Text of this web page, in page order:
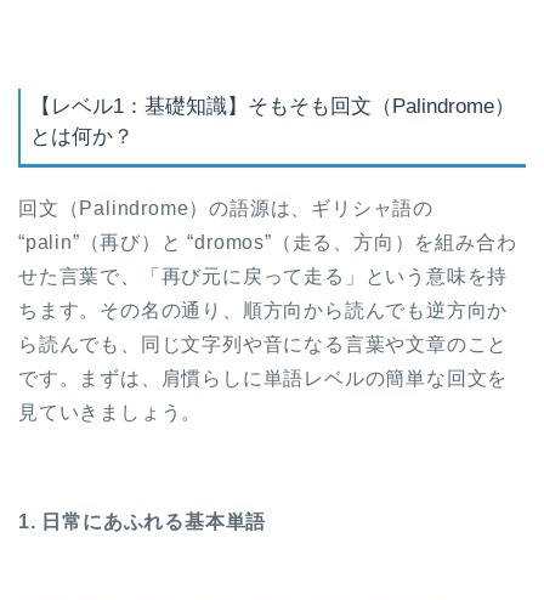
【レベル1：基礎知識】そもそも回文（Palindrome）
とは何か？
回文（Palindrome）の語源は、ギリシャ語の
“palin”（再び）と “dromos”（走る、方向）を組み合わ
せた言葉で、「再び元に戻って走る」という意味を持
ちます。その名の通り、順方向から読んでも逆方向か
ら読んでも、同じ文字列や音になる言葉や文章のこと
です。まずは、肩慣らしに単語レベルの簡単な回文を
見ていきましょう。
1. 日常にあふれる基本単語